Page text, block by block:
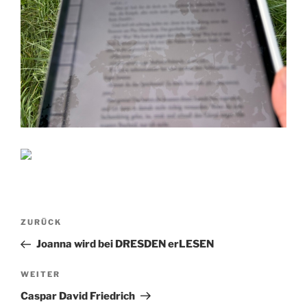
Beitragsnavigation
Vorheriger
Beitrag
ZURÜCK
Joanna wird bei DRESDEN erLESEN
Nächster
Beitrag
WEITER
Caspar David Friedrich